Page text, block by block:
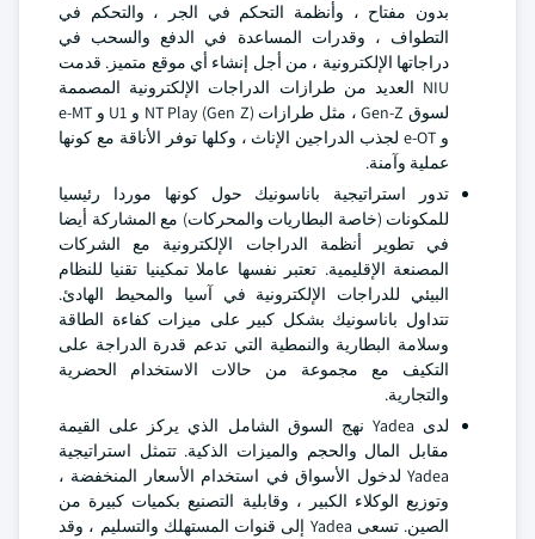
بدون مفتاح ، وأنظمة التحكم في الجر ، والتحكم في
التطواف ، وقدرات المساعدة في الدفع والسحب في
دراجاتها الإلكترونية ، من أجل إنشاء أي موقع متميز. قدمت
NIU العديد من طرازات الدراجات الإلكترونية المصممة
لسوق Gen-Z ، مثل طرازات NT Play (Gen Z) و U1 و e-MT
و e-OT لجذب الدراجين الإناث ، وكلها توفر الأناقة مع كونها
عملية وآمنة.
تدور استراتيجية باناسونيك حول كونها موردا رئيسيا
للمكونات (خاصة البطاريات والمحركات) مع المشاركة أيضا
في تطوير أنظمة الدراجات الإلكترونية مع الشركات
المصنعة الإقليمية. تعتبر نفسها عاملا تمكينيا تقنيا للنظام
البيئي للدراجات الإلكترونية في آسيا والمحيط الهادئ.
تتداول باناسونيك بشكل كبير على ميزات كفاءة الطاقة
وسلامة البطارية والنمطية التي تدعم قدرة الدراجة على
التكيف مع مجموعة من حالات الاستخدام الحضرية
والتجارية.
لدى Yadea نهج السوق الشامل الذي يركز على القيمة
مقابل المال والحجم والميزات الذكية. تتمثل استراتيجية
Yadea لدخول الأسواق في استخدام الأسعار المنخفضة ،
وتوزيع الوكلاء الكبير ، وقابلية التصنيع بكميات كبيرة من
الصين. تسعى Yadea إلى قنوات المستهلك والتسليم ، وقد